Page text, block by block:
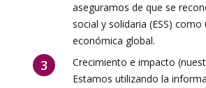
aseguramos de que se
social y solidaria (ESS) como
económica global.
Crecimiento e impacto
Estamos utilizando la